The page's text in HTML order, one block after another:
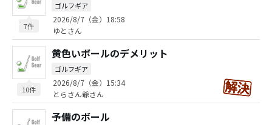
7件
ゴルフギア
2026/8/7（金）18:58
ゆとさん
10件
黄色いボールのデメリット
ゴルフギア
2026/8/7（金）15:34
とらさん爺さん
予備のボール